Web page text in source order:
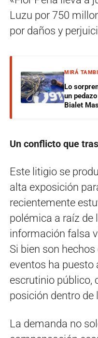
Luzu por 750
por daños y
MIRÁ
Lo
un
Bialet
Un conflicto que
Este litigio se
alta exposición
recientemente
polémica a raíz de
información falsa
Si bien son
eventos ha puesto
escrutinio público,
posición dentro de
La demanda no